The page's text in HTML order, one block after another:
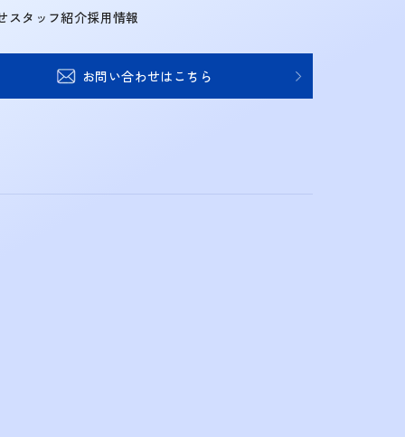
スタッフ紹介採用情報
お問い合わせはこちら